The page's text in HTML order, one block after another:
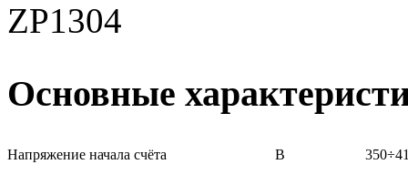
Основные
Напряжение начала счёта В